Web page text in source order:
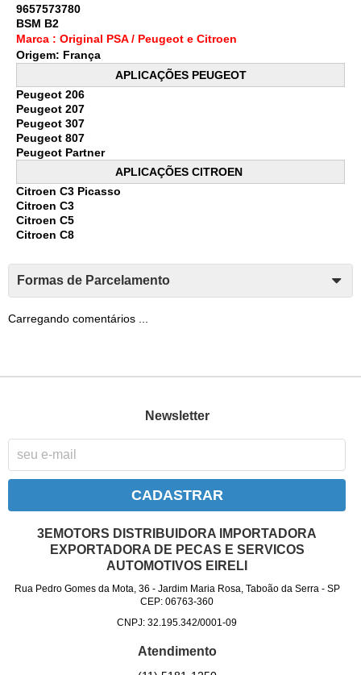
9657573780
BSM B2
Marca : Original PSA / Peugeot e Citroen
Origem: França
APLICAÇÕES PEUGEOT
Peugeot 206
Peugeot 207
Peugeot 307
Peugeot 807
Peugeot Partner
APLICAÇÕES CITROEN
Citroen C3 Picasso
Citroen C3
Citroen C5
Citroen C8
Formas de Parcelamento
Carregando comentários ...
Newsletter
CADASTRAR
3EMOTORS DISTRIBUIDORA IMPORTADORA
EXPORTADORA DE PECAS E SERVICOS
AUTOMOTIVOS EIRELI
Rua Pedro Gomes da Mota, 36 - Jardim Maria Rosa, Taboão da Serra- SP
CEP: 06763-360
CNPJ: 32.195.342/0001-09
Atendimento